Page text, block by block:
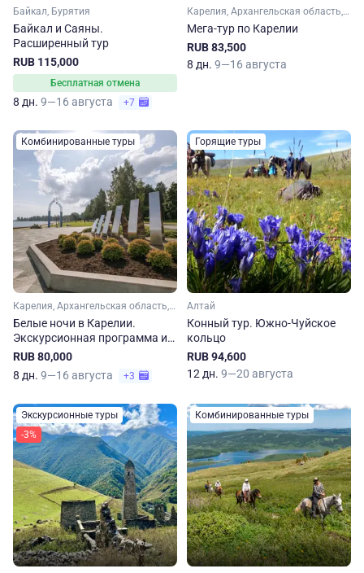
Байкал, Бурятия
Байкал и Саяны.
Расширенный тур
RUB 115,000
Бесплатная отмена
8 дн. 9—16 августа +7
Карелия, Архангельская область, Арктика
Мега-тур по Карелии
RUB 83,500
8 дн. 9—16 августа
Комбинированные туры
Карелия, Архангельская область, Арктика
Белые ночи в Карелии.
Экскурсионная программа и
сплав по реке Шуя
RUB 80,000
8 дн. 9—16 августа +3
Горящие туры
Алтай
Конный тур. Южно-Чуйское
кольцо
RUB 94,600
12 дн. 9—20 августа
Экскурсионные туры
-3%
Комбинированные туры